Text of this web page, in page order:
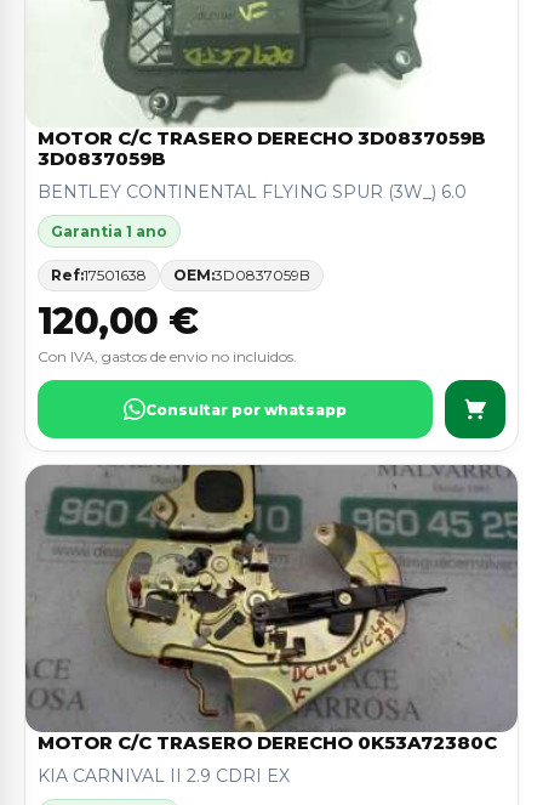
MOTOR C/C TRASERO DERECHO 3D0837059B
3D0837059B
BENTLEY CONTINENTAL FLYING SPUR (3W_) 6.0
Garantia 1 ano
Ref:17501638 OEM:3D0837059B
120,00 €
Con IVA, gastos de envio no incluidos.
Consultar por whatsapp
MOTOR C/C TRASERO DERECHO 0K53A72380C
KIA CARNIVAL II 2.9 CDRI EX